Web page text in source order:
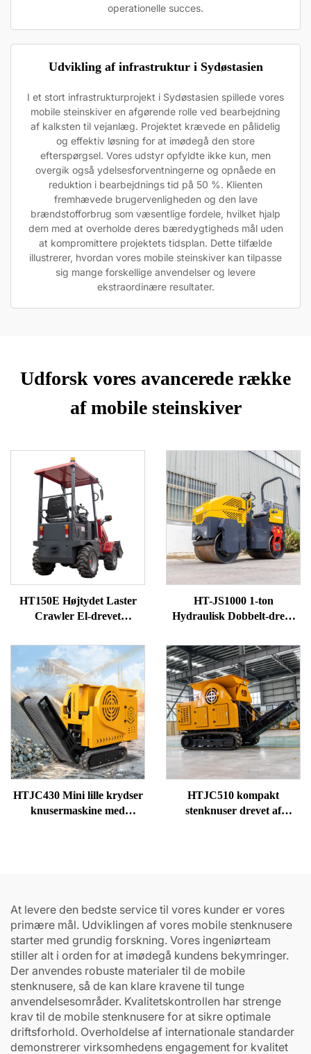
operationelle succes.
Udvikling af infrastruktur i Sydøstasien
I et stort infrastrukturprojekt i Sydøstasien spillede vores
mobile steinskiver en afgørende rolle ved bearbejdning
af kalksten til vejanlæg. Projektet krævede en pålidelig
og effektiv løsning for at imødegå den store
efterspørgsel. Vores udstyr opfyldte ikke kun, men
overgik også ydelsesforventningerne og opnåede en
reduktion i bearbejdnings tid på 50 %. Klienten
fremhævede brugervenligheden og den lave
brændstofforbrug som væsentlige fordele, hvilket hjalp
dem med at overholde deres bæredygtigheds mål uden
at kompromittere projektets tidsplan. Dette tilfælde
illustrerer, hvordan vores mobile steinskiver kan tilpasse
sig mange forskellige anvendelser og levere
ekstraordinære resultater.
Udforsk vores avancerede række
af mobile steinskiver
HT150E Højtydet Laster
Crawler El-drevet
HT-JS1000 1-ton
Hydraulisk Dobbelt-drevs
HTJC430 Mini lille krydser
knusermaskine med
HTJC510 kompakt
stenknuser drevet af
At levere den bedste service til vores kunder er vores
primære mål. Udviklingen af vores mobile stenknusere
starter med grundig forskning. Vores ingeniørteam
stiller alt i orden for at imødegå kundens bekymringer.
Der anvendes robuste materialer til de mobile
stenknusere, så de kan klare kravene til tunge
anvendelsesområder. Kvalitetskontrollen har strenge
krav til de mobile stenknusere for at sikre optimale
driftsforhold. Overholdelse af internationale standarder
demonstrerer virksomhedens engagement for kvalitet